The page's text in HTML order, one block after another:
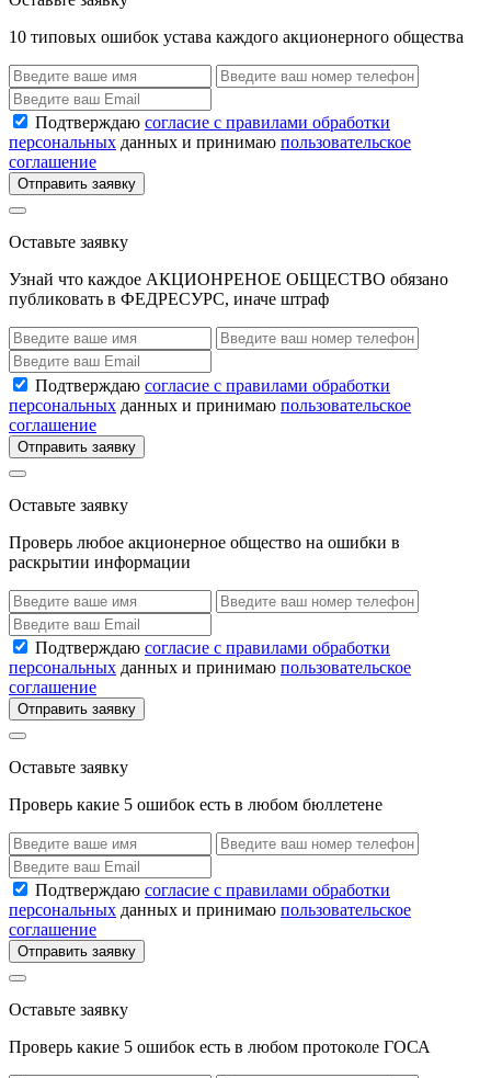
10 типовых ошибок устава каждого акционерного общества
Подтверждаю согласие с правилами обработки
персональных данных и принимаю пользовательское
соглашение
Отправить заявку
Оставьте заявку
Узнай что каждое АКЦИОНРЕНОЕ ОБЩЕСТВО обязано
публиковать в ФЕДРЕСУРС, иначе штраф
Подтверждаю согласие с правилами обработки
персональных данных и принимаю пользовательское
соглашение
Отправить заявку
Оставьте заявку
Проверь любое акционерное общество на ошибки в
раскрытии информации
Подтверждаю согласие с правилами обработки
персональных данных и принимаю пользовательское
соглашение
Отправить заявку
Оставьте заявку
Проверь какие 5 ошибок есть в любом бюллетене
Подтверждаю согласие с правилами обработки
персональных данных и принимаю пользовательское
соглашение
Отправить заявку
Оставьте заявку
Проверь какие 5 ошибок есть в любом протоколе ГОСА